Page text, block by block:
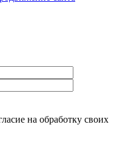
на обработку своих